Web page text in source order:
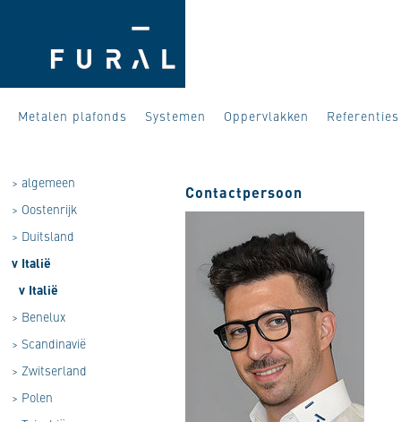
Metalen plafonds Systemen Oppervlakken Referenties
> algemeen
> Oostenrijk
> Duitsland
v Italië
v Italië
> Benelux
> Scandinavië
> Zwitserland
> Polen
Contactpersoon